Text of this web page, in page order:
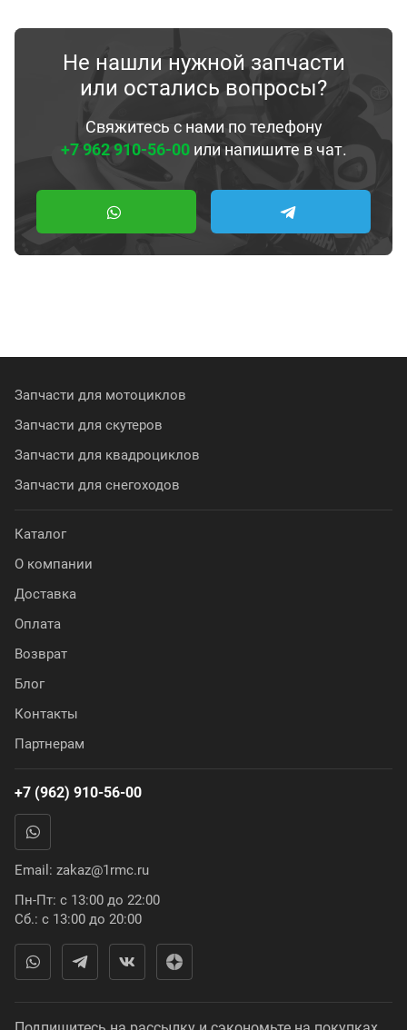
Не нашли нужной запчасти
или остались вопросы?
Свяжитесь с нами по телефону
+7 962 910-56-00или напишите в чат.
Запчасти для мотоциклов
Запчасти для скутеров
Запчасти для квадроциклов
Запчасти для снегоходов
Каталог
О компании
Доставка
Оплата
Возврат
Блог
Контакты
Партнерам
+7 (962) 910-56-00
Email: zakaz@1rmc.ru
Пн-Пт: с 13:00 до 22:00
Сб.: с 13:00 до 20:00